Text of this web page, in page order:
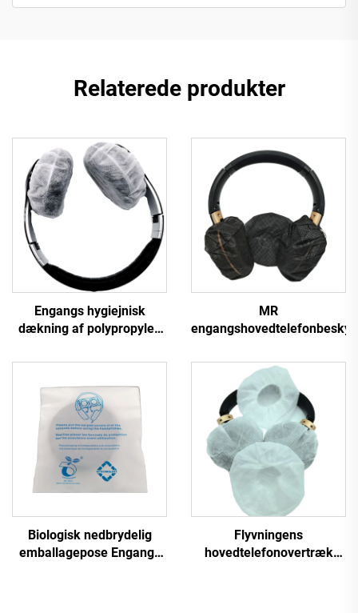
Relaterede produkter
Engangs hygiejnisk
dækning af polypropylen
vævet
MR
Biologisk nedbrydelig
emballagepose Engangs
Flyvningens
hovedtelefonovertræk